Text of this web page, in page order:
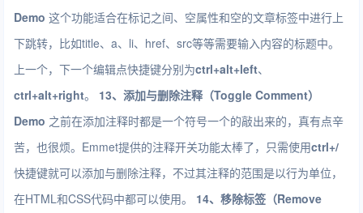
Demo 这个功能适合在标记之间、空属性和空的文章标签中进行上
下跳转，比如title、a、li、href、src等等需要输入内容的标题中。
上一个，下一个编辑点快捷键分别为ctrl+alt+left、
ctrl+alt+right。 13、添加与删除注释（Toggle Comment）
Demo 之前在添加注释时都是一个符号一个的敲出来的，真有点辛
苦，也很烦。Emmet提供的注释开关功能太棒了，只需使用ctrl+/
快捷键就可以添加与删除注释，不过其注释的范围是以行为单位，
在HTML和CSS代码中都可以使用。 14、移除标签（Remove